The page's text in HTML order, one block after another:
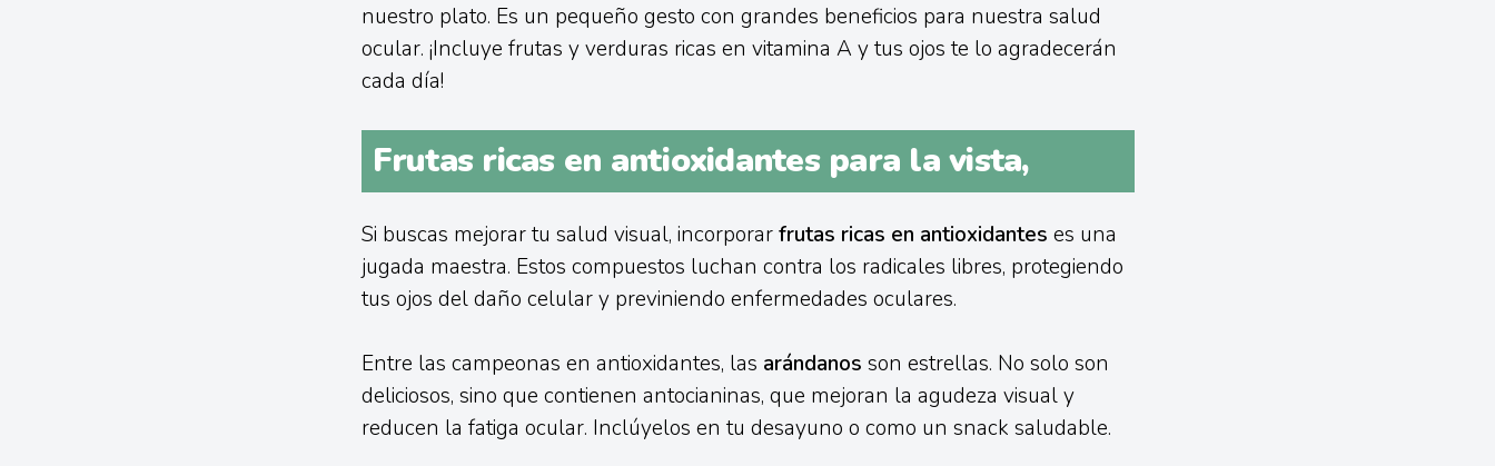
nuestro plato. Es un pequeño gesto con grandes beneficios para nuestra salud
ocular. ¡Incluye frutas y verduras ricas en vitamina A y tus ojos te lo agradecerán
cada día!
Frutas ricas en antioxidantes para la vista,
Si buscas mejorar tu salud visual, incorporarfrutas ricas en antioxidantes es una
jugada maestra. Estos compuestos luchan contra los radicales libres, protegiendo
tus ojos del daño celular y previniendo enfermedades oculares.
Entre las campeonas en antioxidantes, las arándanos son estrellas. No solo son
deliciosos, sino que contienen antocianinas, que mejoran la agudeza visual y
reducen la fatiga ocular. Inclúyelos en tu desayuno o como un snack saludable.